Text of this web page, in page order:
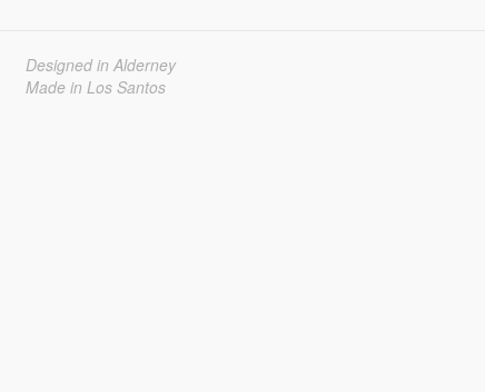
Designed in Alderney
Made in Los Santos